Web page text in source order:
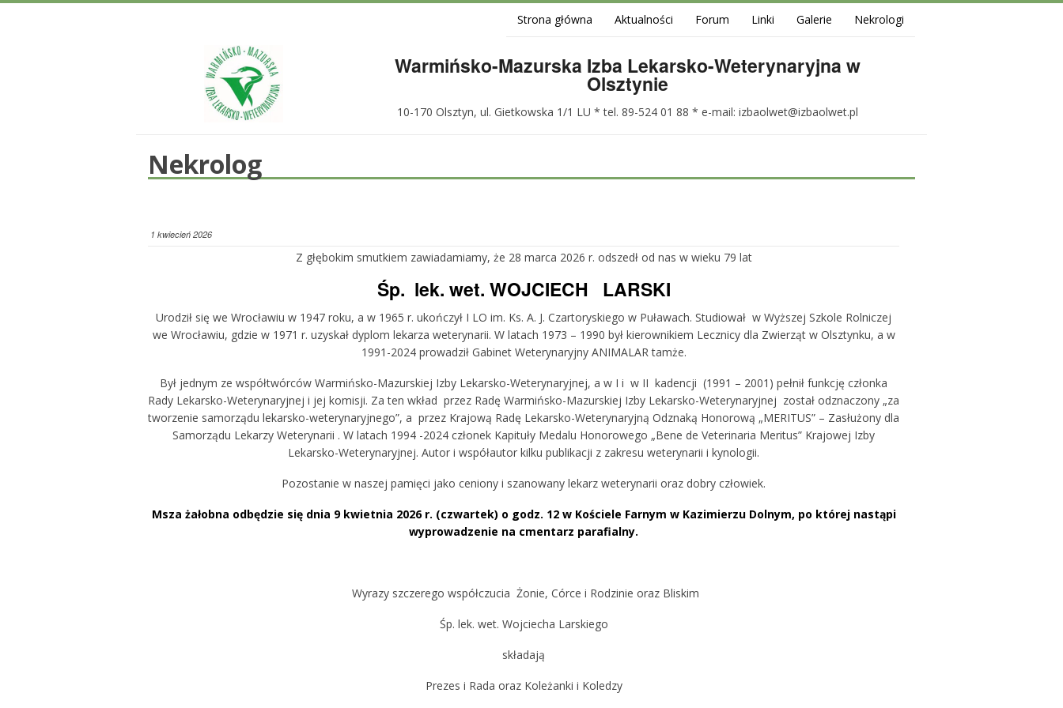
Strona główna Aktualności Forum Linki Galerie Nekrologi
Warmińsko-Mazurska Izba Lekarsko-Weterynaryjna w
Olsztynie
10-170 Olsztyn, ul. Gietkowska 1/1 LU * tel. 89-524 01 88 * e-mail: izbaolwet@izbaolwet.pl
Nekrolog
1 kwiecień 2026
Z głębokim smutkiem zawiadamiamy, że 28 marca 2026 r. odszedł od nas w wieku 79 lat
Śp. lek. wet. WOJCIECH LARSKI
Urodził się we Wrocławiu w 1947 roku, a w 1965 r. ukończył I LO im. Ks. A. J. Czartoryskiego w Puławach. Studiował w Wyższej Szkole Rolniczej
we Wrocławiu, gdzie w 1971 r. uzyskał dyplom lekarza weterynarii. W latach 1973 – 1990 był kierownikiem Lecznicy dla Zwierząt w Olsztynku, a w
1991-2024 prowadził Gabinet Weterynaryjny ANIMALAR tamże.
Był jednym ze współtwórców Warmińsko-Mazurskiej Izby Lekarsko-Weterynaryjnej, a w I i w II kadencji (1991 – 2001) pełnił funkcję członka
Rady Lekarsko-Weterynaryjnej i jej komisji. Za ten wkład przez Radę Warmińsko-Mazurskiej Izby Lekarsko-Weterynaryjnej został odznaczony „za
tworzenie samorządu lekarsko-weterynaryjnego”, a przez Krajową Radę Lekarsko-Weterynaryjną Odznaką Honorową „MERITUS” – Zasłużony dla
Samorządu Lekarzy Weterynarii . W latach 1994 -2024 członek Kapituły Medalu Honorowego „Bene de Veterinaria Meritus” Krajowej Izby
Lekarsko-Weterynaryjnej. Autor i współautor kilku publikacji z zakresu weterynarii i kynologii.
Pozostanie w naszej pamięci jako ceniony i szanowany lekarz weterynarii oraz dobry człowiek.
Msza żałobna odbędzie się dnia 9 kwietnia 2026 r. (czwartek) o godz. 12 w Kościele Farnym w Kazimierzu Dolnym, po której nastąpi
wyprowadzenie na cmentarz parafialny.
Wyrazy szczerego współczucia Żonie, Córce i Rodzinie oraz Bliskim
Śp. lek. wet. Wojciecha Larskiego
składają
Prezes i Rada oraz Koleżanki i Koledzy